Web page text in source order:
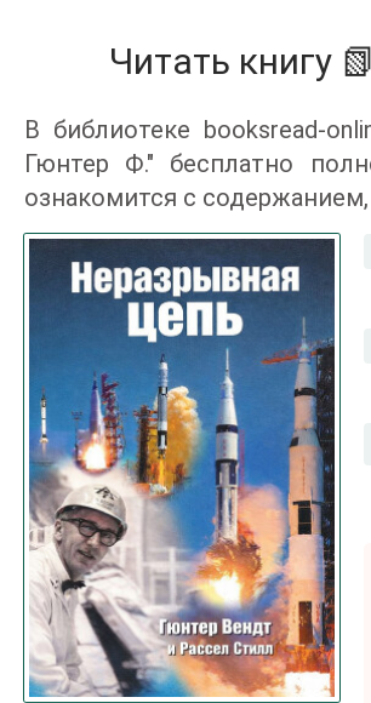
Читать книгу 📗
В библиотеке booksread-
Гюнтер Ф." бесплатно
ознакомится с